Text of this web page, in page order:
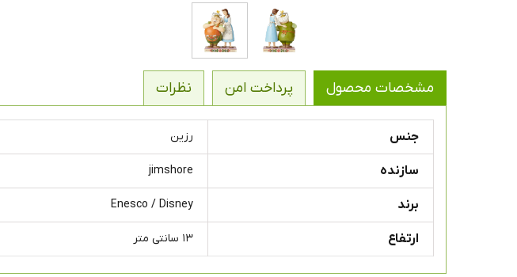
مشخصات محصول پرداخت امن نظرات
جنس رزین
سازنده jimshore
برند Enesco / Disney
ارتفاع ۱۳ سانتی متر